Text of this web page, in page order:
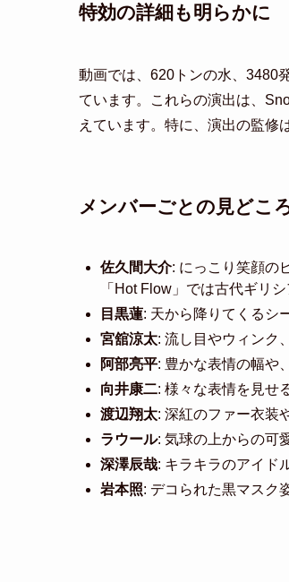
特効の詳細も明らかに
動画では、620トンの水、3480
ています。これらの演出は、
えています。特に、演出の監修
メンバーごとの見どこ
佐久間大介: にっこり笑顔の
「Hot Flow」では古代ギリ
目黒蓮: 天から降りてくるシ
宮舘涼太: 流し目やウィンク
阿部亮平: 豊かな表情の幅や
向井康二: 様々な表情を見せ
渡辺翔太: 深紅のファー衣装
ラウール: 気球の上からの可
深澤辰哉: キラキラのアイド
岩本照: デコられた黒マスク